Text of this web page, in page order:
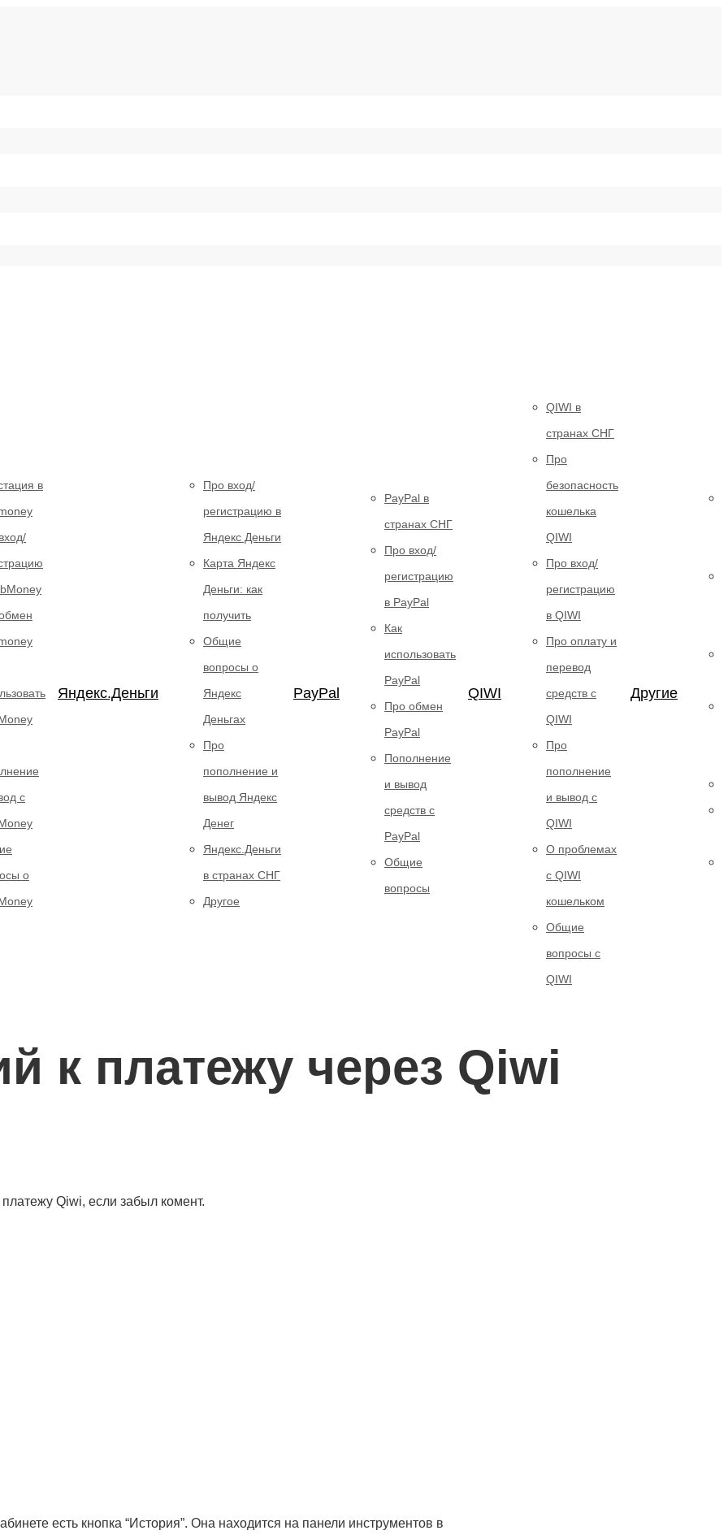
в
с
о
Яндекс.Деньги
Про вход/
регистрацию в
Яндекс Деньги
Карта Яндекс
Деньги: как
получить
Общие
вопросы о
Яндекс
Деньгах
Про
пополнение и
вывод Яндекс
Денег
Яндекс.Деньги
в странах СНГ
Другое
PayPal
PayPal в
странах СНГ
Про вход/
регистрацию
в PayPal
Как
использовать
PayPal
Про обмен
PayPal
Пополнение
и вывод
средств с
PayPal
Общие
вопросы
QIWI
QIWI в
странах СНГ
Про
безопасность
кошелька
QIWI
Про вход/
регистрацию
в QIWI
Про оплату и
перевод
средств c
QIWI
Про
пополнение
и вывод с
QIWI
О проблемах
с QIWI
кошельком
Общие
вопросы с
QIWI
Другие
к платежу через Qiwi
Qiwi, если забыл комент.
есть кнопка “История”. Она находится на панели инструментов в